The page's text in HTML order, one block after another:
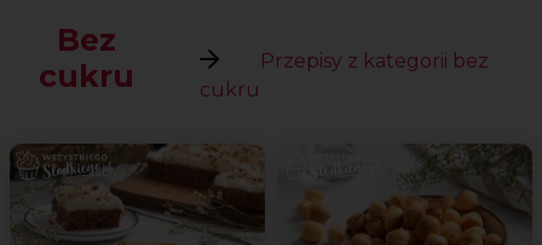
Bez
cukru
Przepisy z kategorii bez
cukru